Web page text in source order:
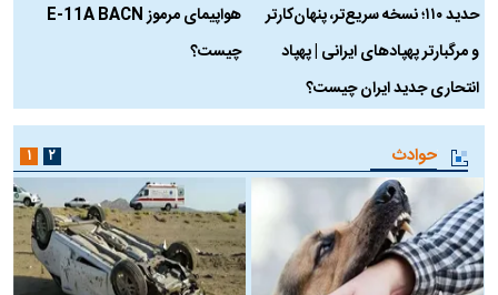
حدید ۱۱۰؛ نسخه سریع‌تر، پنهان‌کارتر
و مرگبارتر پهپادهای ایرانی | پهپاد
انتحاری جدید ایران چیست؟
هواپیمای مرموز E-11A BACN
چیست؟
حوادث ۱ ۲